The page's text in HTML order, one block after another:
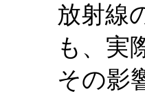
放射線
も、実
その影